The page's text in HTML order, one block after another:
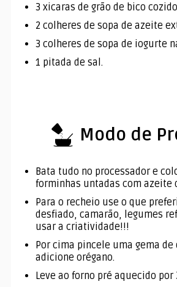
3 xicaras de grão de bico cozido
2 colheres de sopa de azeite
3 colheres de sopa de iogurte
1 pitada de sal.
Modo de
Bata tudo no processador e
forminhas untadas com azeite
Para o recheio use o que
desfiado, camarão, legumes
usar a criatividade!!!
Por cima pincele uma gema de
adicione orégano.
Leve ao forno pré aquecido por